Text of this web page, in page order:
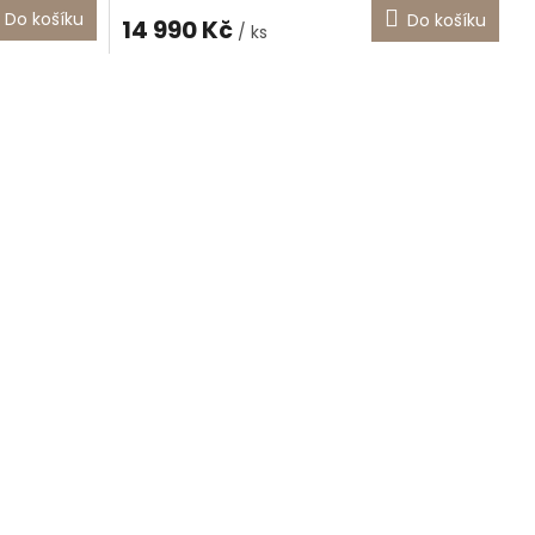
Do košíku
A
14 990 Kč / ks Do košíku